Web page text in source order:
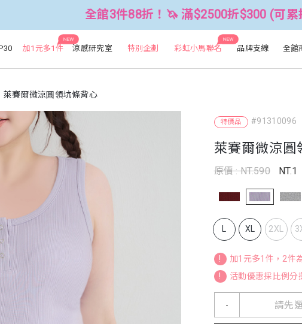
全館3件88折！🦄 滿$2500折$300 (可累折）
NEW
加1元多1件 涼感研究室 特別企劃
NEW
彩虹小馬聯名 品牌支線 全館
特價品 #91310096
萊賽爾微涼圓
原價 : NT.590 NT.1
L XL 2XL
!
加1元多1件，2件
!
活動優惠採比例分
請先
-
萊賽爾微涼圓領坑條背心